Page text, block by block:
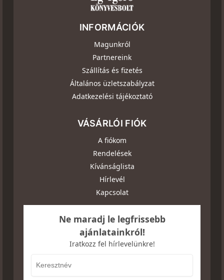
INFORMÁCIÓK
Magunkról
Partnereink
Szállítás és fizetés
Általános üzletszabályzat
Adatkezelési tájékoztató
VÁSÁRLÓI FIÓK
A fiókom
Rendelések
Kívánságlista
Hírlevél
Kapcsolat
Ne maradj le legfrissebb
ajánlatainkról!
Iratkozz fel hírlevelünkre!